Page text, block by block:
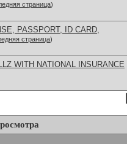
страница)
PASSPORT, ID CARD,
страница)
WITH NATIONAL INSURANCE